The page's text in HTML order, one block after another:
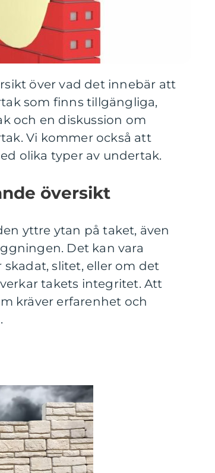
över vad det innebär att
som finns tillgängliga,
och en diskussion om
Vi kommer också att
olika typer av undertak.
översikt
yttre ytan på taket, även
Det kan vara
slitet, eller om det
takets integritet. Att
kräver erfarenhet och